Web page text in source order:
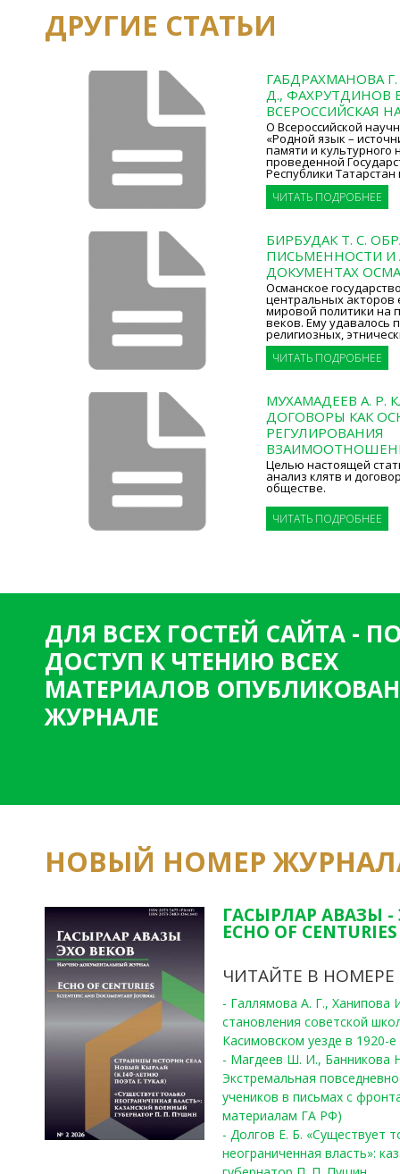
ДРУГИЕ СТАТЬИ
ГАБДРАХМАНОВА
Д., ФАХРУТДИНОВ
ВСЕРОССИЙСКАЯ
О Всероссийской
«Родной язык –
памяти и культурного
проведенной
Республики
ЧИТАТЬ ПОДРОБНЕЕ
БИРБУДАК Т. С.
ПИСЬМЕННОСТИ И
ДОКУМЕНТАХ
Османское
центральных акторов
мировой политики на
веков. Ему удавалось
религиозных,
ЧИТАТЬ ПОДРОБНЕЕ
МУХАМАДЕЕВ А. Р.
ДОГОВОРЫ КАК
РЕГУЛИРОВАНИЯ
Целью настоящей
анализ клятв и
обществе.
ЧИТАТЬ ПОДРОБНЕЕ
ДЛЯ ВСЕХ ГОСТЕЙ САЙТА -
ДОСТУП К ЧТЕНИЮ ВСЕХ
МАТЕРИАЛОВ
ЖУРНАЛЕ
НОВЫЙ НОМЕР
ГАСЫРЛАР АВАЗЫ -
ECHO OF
ЧИТАЙТЕ В НОМЕРЕ
- Галлямова А. Г.,
становления советской
Касимовском уезде в 1920-е
- Магдеев Ш. И., Банникова
Экстремальная
учеников в письмах с
материалам ГА РФ)
- Долгов Е. Б. «Существует
неограниченная власть»: